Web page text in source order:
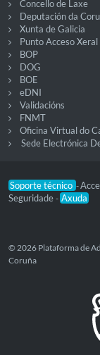
Concello de Laxe
Deputación da
Xunta de Galicia
Punto Acceso Xeral
BOP
DOG
BOE
eDNI
Validacións
FNMT
Oficina Virtual do
Sede Electrónica
Soporte técnico -
Seguridade - Axuda
© 2026 Plataforma de
Coruña